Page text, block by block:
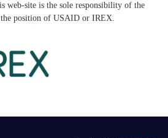
web-site is the sole responsibility of the
the position of USAID or IREX.